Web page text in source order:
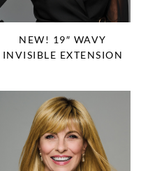
NEW! 19″ WAVY
INVISIBLE EXTENSION